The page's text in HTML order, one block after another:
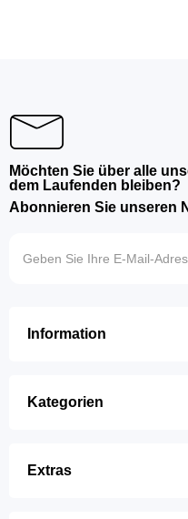
Möchten Sie über alle
dem Laufenden bleiben?
Abonnieren Sie unseren
Information
Kategorien
Extras